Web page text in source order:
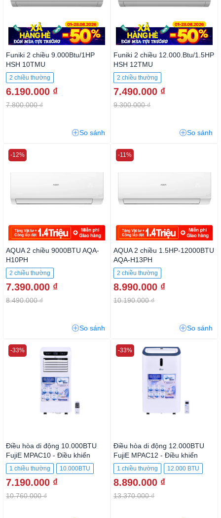
Funiki 2 chiều 9.000Btu/1HP
HSH 10TMU
2 chiều thường
6.190.000 ₫
7.800.000 ₫
So sánh
Funiki 2 chiều 12.000.Btu/1.5HP
HSH 12TMU
2 chiều thường
7.490.000 ₫
9.300.000 ₫
So sánh
AQUA 2 chiều 9000BTU AQA-
H10PH
2 chiều thường
7.390.000 ₫
8.490.000 ₫
-12%
So sánh
AQUA 2 chiều 1.5HP-12000BTU
AQA-H13PH
2 chiều thường
8.990.000 ₫
10.190.000 ₫
-11%
So sánh
Điều hòa di động 10.000BTU
FujiE MPAC10 - Điều khiển
1 chiều thường 10.000BTU
7.190.000 ₫
10.760.000 ₫
-33%
Điều hòa di động 12.000BTU
FujiE MPAC12 - Điều khiển
1 chiều thường 12.000 BTU
8.890.000 ₫
13.370.000 ₫
-33%